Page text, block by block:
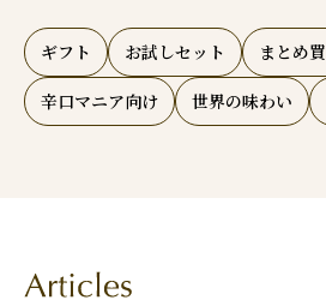
ギフト お試しセット まとめ
辛口マニア向け 世界の味わい